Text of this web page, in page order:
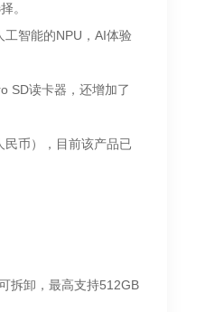
。
智能的NPU，AI体验
SD读卡器，还增加了
币），目前该产品已
拆卸，最高支持512GB